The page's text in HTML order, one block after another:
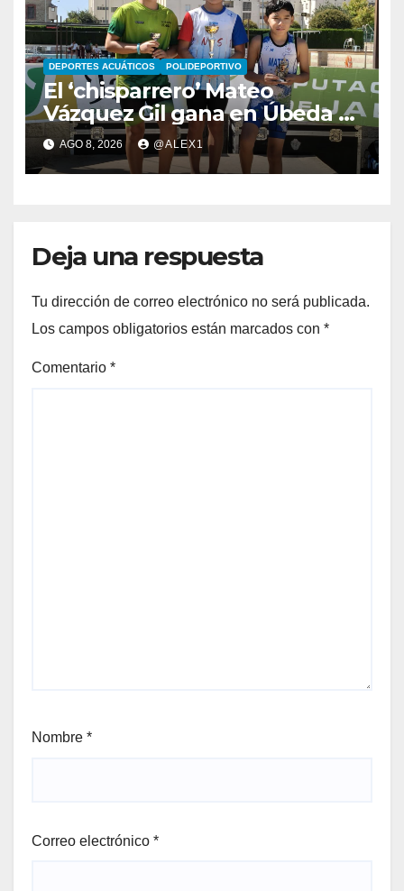
DEPORTES ACUÁTICOS POLIDEPORTIVO
El ‘chisparrero’ Mateo
Vázquez Gil gana en Úbeda y
se proclama subcampeón de
Andalucía de acuatlón
AGO 8, 2026 @ALEX1
Deja una respuesta
Tu dirección de correo electrónico no será publicada.
Los campos obligatorios están marcados con *
Comentario *
Nombre *
Correo electrónico *